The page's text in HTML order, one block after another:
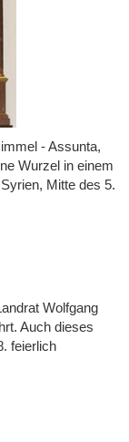
- Assunta,
Wurzel in einem
Mitte des 5.
Wolfgang
Auch dieses
feierlich